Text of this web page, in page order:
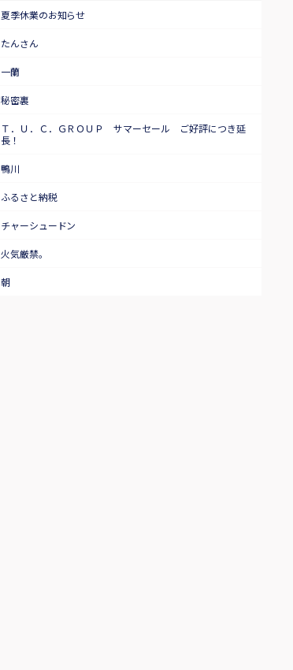
夏季休業のお知らせ
たんさん
一蘭
秘密裏
Ｔ．Ｕ．Ｃ．ＧＲＯＵＰ サマーセール ご好評につき延
長！
鴨川
ふるさと納税
チャーシュードン
火気厳禁。
朝